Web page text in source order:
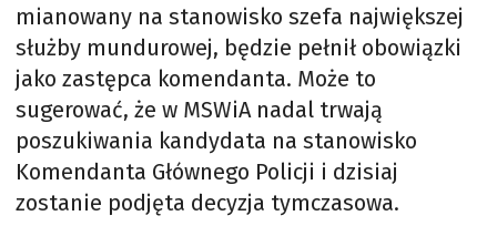
mianowany na stanowisko szefa największej
służby mundurowej, będzie pełnił obowiązki
jako zastępca komendanta. Może to
sugerować, że w MSWiA nadal trwają
poszukiwania kandydata na stanowisko
Komendanta Głównego Policji i dzisiaj
zostanie podjęta decyzja tymczasowa.